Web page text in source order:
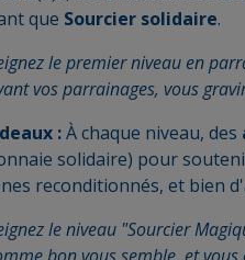
que Sourcier solidaire.
le premier niveau en
vos parrainages, vous
:À chaque niveau, des
solidaire) pour
reconditionnés, et bien
le niveau "Sourcier